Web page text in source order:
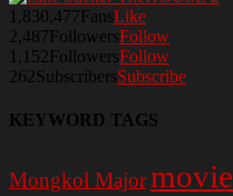
1,830,477FansLike
2,487FollowersFollow
1,152FollowersFollow
262SubscribersSubscribe
KEYWORD TAGS
Mongkol Majormovie